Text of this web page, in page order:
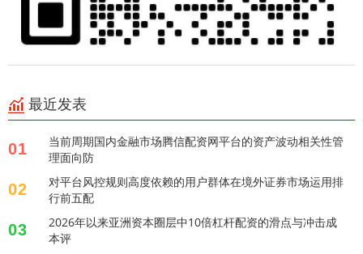
最近发表
01
当前周期国内金融市场腾信配资网平台的资产波动相关性管
理面向防
02
对平台风控规则高度依赖的用户群体在境外证券市场运用排
行前五配
03
2026年以来亚洲资本圈层中10倍杠杆配资的滑点与冲击成
本评